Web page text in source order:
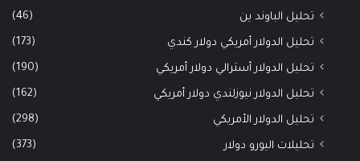
تحليل الباوند ين (46)
تحليل الدولار أمريكي دولار كندي (173)
تحليل الدولار أسترالي دولار أمريكي (190)
تحليل الدولار نيوزلندي دولار أمريكي (162)
تحليل الدولار الأمريكي (298)
تحليلات اليورو دولار (373)